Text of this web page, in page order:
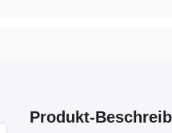
Produkt-